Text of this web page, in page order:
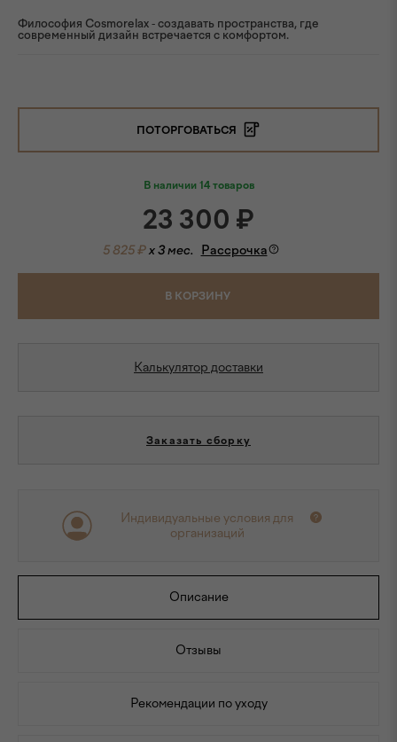
Философия Сosmorelax - создавать пространства, где
современный дизайн встречается с комфортом.
ПОТОРГОВАТЬСЯ
В наличии 14 товаров
23 300 ₽
5 825 ₽ x 3 мес. Рассрочка
В КОРЗИНУ
Калькулятор доставки
Заказать сборку
Индивидуальные условия для
организаций
Описание
Отзывы
Рекомендации по уходу